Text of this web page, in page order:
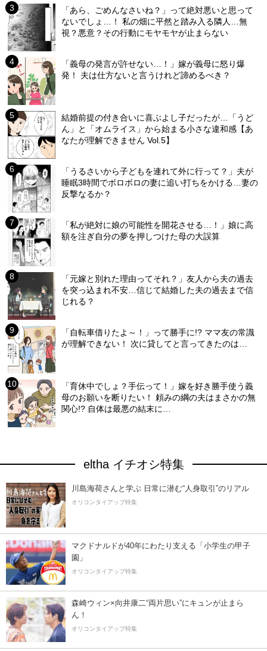
「あら、ごめんなさいね？」って絶対悪いと思って
ないでしょ…！ 私の畑に平然と踏み入る隣人…無
視？悪意？その行動にモヤモヤが止まらない
「義母の発言が許せない…！」嫁が義母に怒り爆
発！ 夫は仕方ないと言うけれど諦めるべき？
結婚前提の付き合いに喜ぶよし子だったが…「うど
ん」と「オムライス」から始まる小さな違和感【あ
なたが理解できません Vol.5】
「うるさいから子どもを連れて外に行って？」夫が
睡眠3時間でボロボロの妻に追い打ちをかける…妻の
反撃なるか？
「私が絶対に娘の可能性を開花させる…！」娘に高
額を注ぎ自分の夢を押しつけた母の大誤算
「元嫁と別れた理由ってそれ？」友人から夫の過去
を突っ込まれ不安…信じて結婚した夫の過去まで信
じれる？
「自転車借りたよ～！」って勝手に!? ママ友の常識
が理解できない！ 次に貸してと言ってきたのは…
「育休中でしょ？手伝って！」嫁を好き勝手使う義
母のお願いを断りたい！ 頼みの綱の夫はまさかの無
関心!? 自体は最悪の結末に…
eltha イチオシ特集
川島海荷さんと学ぶ 日常に潜む“人身取引”のリアル
オリコンタイアップ特集
マクドナルドが40年にわたり支える「小学生の甲子
園」
オリコンタイアップ特集
森崎ウィン×向井康二“両片思い”にキュンが止まら
ん！
オリコンタイアップ特集